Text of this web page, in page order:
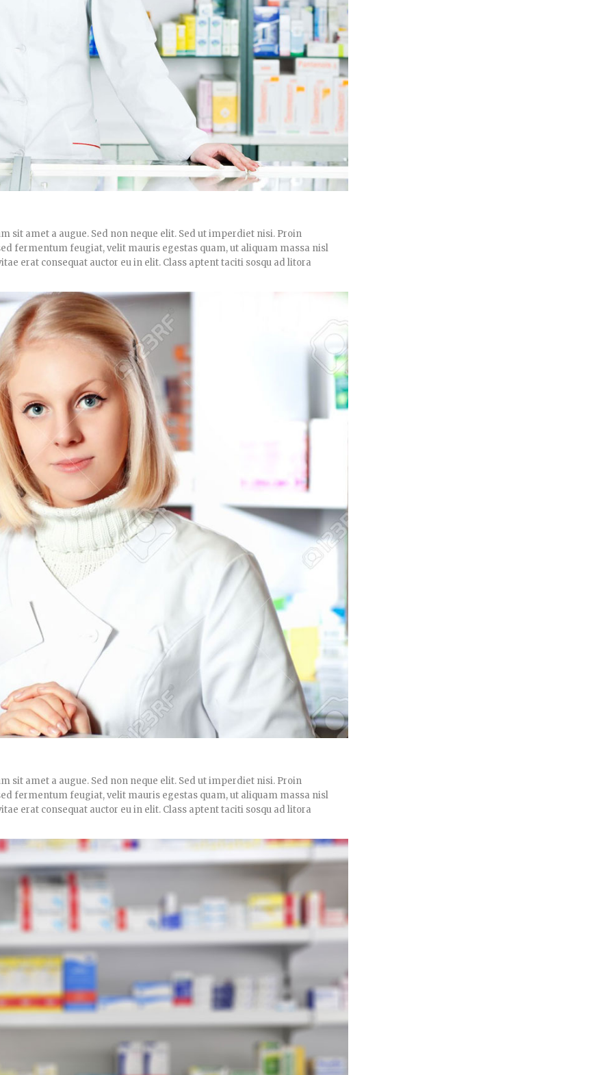
sit amet a augue. Sed non neque elit. Sed ut imperdiet nisi. Proin
fermentum feugiat, velit mauris egestas quam, ut aliquam massa nisl
erat consequat auctor eu in elit. Class aptent taciti sosqu ad litora
sit amet a augue. Sed non neque elit. Sed ut imperdiet nisi. Proin
fermentum feugiat, velit mauris egestas quam, ut aliquam massa nisl
erat consequat auctor eu in elit. Class aptent taciti sosqu ad litora